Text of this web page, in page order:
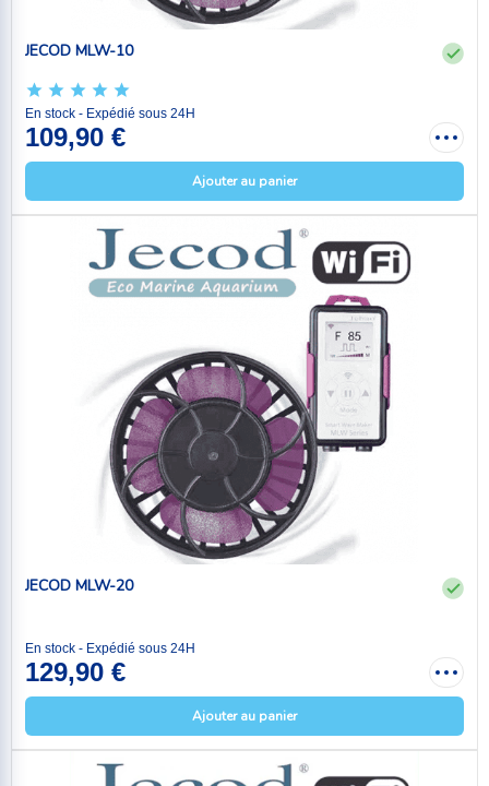
JECOD MLW-10
En stock - Expédié sous 24H
109,90 €
Ajouter au panier
JECOD MLW-20
En stock - Expédié sous 24H
129,90 €
Ajouter au panier